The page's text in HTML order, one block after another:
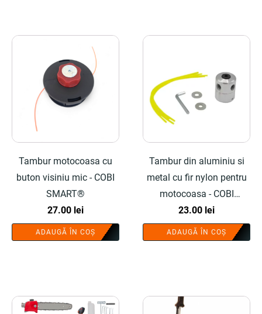
Tambur motocoasa cu
buton visiniu mic - COBI
SMART®
27.00 lei
ADAUGĂ ÎN COȘ
Tambur din aluminiu si
metal cu fir nylon pentru
motocoasa - COBI
SMART®
23.00 lei
ADAUGĂ ÎN COȘ